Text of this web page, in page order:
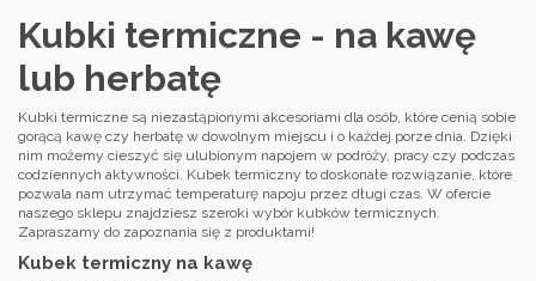
Kubki termiczne - na kawę
lub herbatę
Kubki termiczne są niezastąpionymi akcesoriami dla osób, które cenią sobie
gorącą kawę czy herbatę w dowolnym miejscu i o każdej porze dnia. Dzięki
nim możemy cieszyć się ulubionym napojem w podróży, pracy czy podczas
codziennych aktywności. Kubek termiczny to doskonałe rozwiązanie, które
pozwala nam utrzymać temperaturę napoju przez długi czas. W ofercie
naszego sklepu znajdziesz szeroki wybór kubków termicznych.
Zapraszamy do zapoznania się z produktami!
Kubek termiczny na kawę